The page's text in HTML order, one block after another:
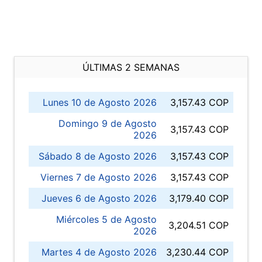
ÚLTIMAS 2 SEMANAS
Lunes 10 de Agosto 2026
3,157.43 COP
Domingo 9 de Agosto
2026
3,157.43 COP
Sábado 8 de Agosto 2026
3,157.43 COP
Viernes 7 de Agosto 2026
3,157.43 COP
Jueves 6 de Agosto 2026
3,179.40 COP
Miércoles 5 de Agosto
2026
3,204.51 COP
Martes 4 de Agosto 2026 3,230.44 COP